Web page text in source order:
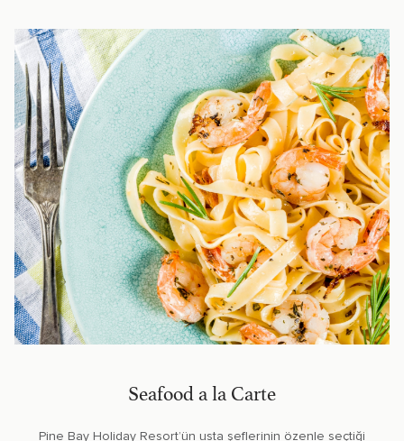
Seafood a la Carte
Pine Bay Holiday Resort’ün usta şeflerinin özenle seçtiği